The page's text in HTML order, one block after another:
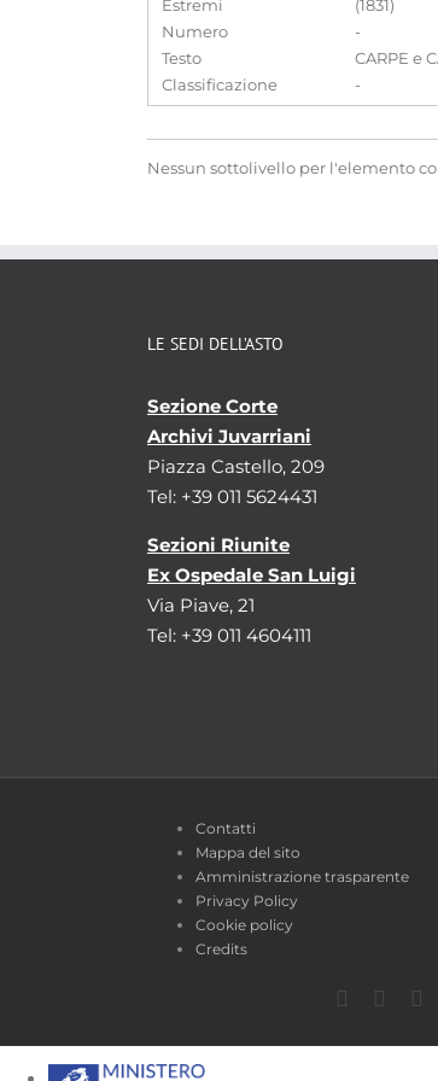
Estremi
(1831)
Numero
-
Testo
CARPE e
Classificazione
-
Nessun sottolivello per l'elemento
LE SEDI DELL’ASTO
Sezione Corte
Archivi Juvarriani
Piazza Castello, 209
Tel: +39 011 5624431
Sezioni Riunite
Ex Ospedale San Luigi
Via Piave, 21
Tel: +39 011 4604111
Contatti
Mappa del sito
Amministrazione trasparente
Privacy Policy
Cookie policy
Credits
Facebook
Twitter